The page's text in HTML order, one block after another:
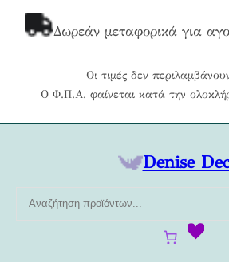
Δωρεάν μεταφορικά για
Οι τιμές δεν
Ο Φ.Π.Α. φαίνεται κατά την
Denise